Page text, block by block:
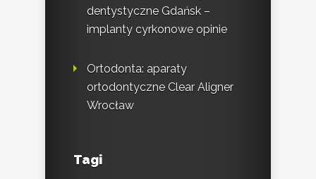
dentystyczne Gdańsk –
implanty cyrkonowe opinie
Ortodonta: aparaty
ortodontyczne Clear Aligner
Wrocław
Tagi